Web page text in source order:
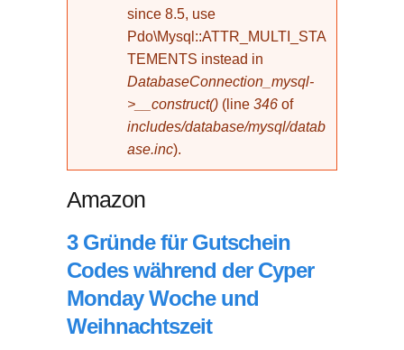
since 8.5, use
Pdo\Mysql::ATTR_MULTI_STA
TEMENTS instead in
DatabaseConnection_mysql-
>__construct() (line 346 of
includes/database/mysql/datab
ase.inc).
Amazon
3 Gründe für Gutschein
Codes während der Cyper
Monday Woche und
Weihnachtszeit